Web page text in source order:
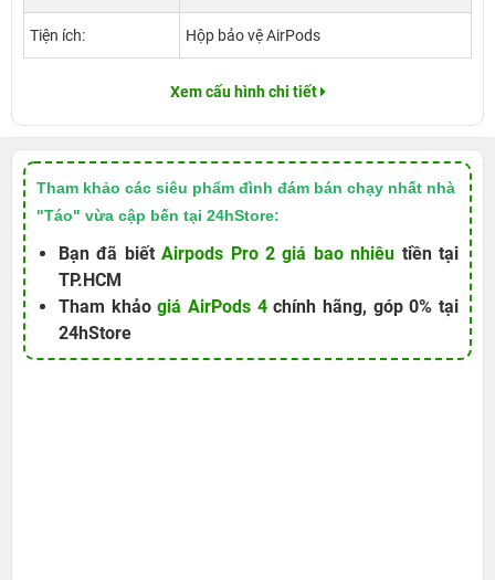
Tiện ích: Hộp bảo vệ AirPods
Xem cấu hình chi tiết
Tham khảo các siêu phẩm đình đám bán chạy nhất nhà
"Táo" vừa cập bến tại 24hStore:
Bạn đã biếtAirpods Pro 2 giá bao nhiêu tiền tại
TP.HCM
Tham khảogiá AirPods 4chính hãng, góp 0% tại
24hStore